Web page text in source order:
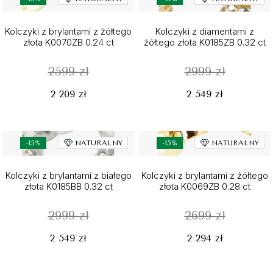
Kolczyki z brylantami z żółtego
złota K0070ZB 0.24 ct
2599 zł
2 209 zł
Kolczyki z diamentami z
żółtego złota K0185ZB 0.32 ct
2999 zł
2 549 zł
-15% NATURALNY
Kolczyki z brylantami z białego
złota K0185BB 0.32 ct
2999 zł
2 549 zł
-15% NATURALNY
Kolczyki z brylantami z żółtego
złota K0069ZB 0.28 ct
2699 zł
2 294 zł